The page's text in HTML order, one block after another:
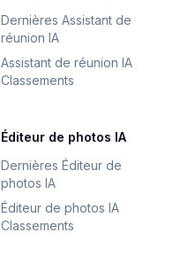
Dernières Assistant de
réunion IA
Assistant de réunion IA
Classements
Éditeur de photos IA
Dernières Éditeur de
photos IA
Éditeur de photos IA
Classements